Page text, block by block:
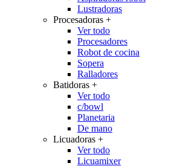
Lustradoras
Procesadoras +
Ver todo
Procesadores
Robot de cocina
Sopera
Ralladores
Batidoras +
Ver todo
c/bowl
Planetaria
De mano
Licuadoras +
Ver todo
Licuamixer